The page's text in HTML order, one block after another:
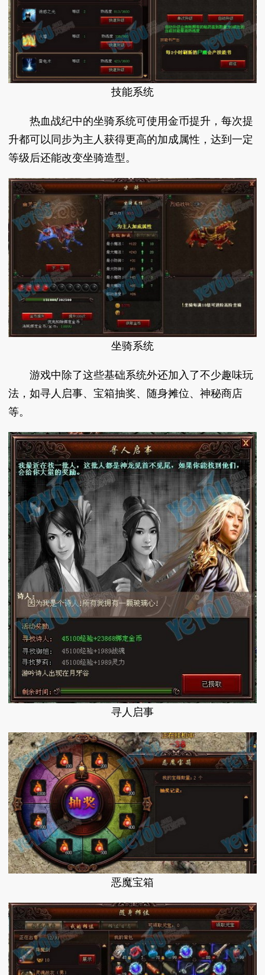
技能系统
热血战纪中的坐骑系统可使用金币提升，每次提
升都可以同步为主人获得更高的加成属性，达到一定
等级后还能改变坐骑造型。
坐骑系统
游戏中除了这些基础系统外还加入了不少趣味玩
法，如寻人启事、宝箱抽奖、随身摊位、神秘商店
等。
寻人启事
恶魔宝箱